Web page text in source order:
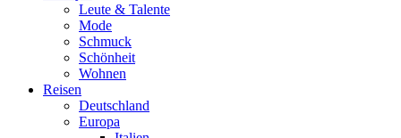
Leute & Talente
Mode
Schmuck
Schönheit
Wohnen
Reisen
Deutschland
Europa